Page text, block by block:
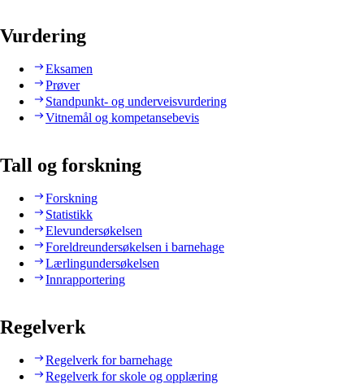
Vurdering
Eksamen
Prøver
Standpunkt- og underveisvurdering
Vitnemål og kompetansebevis
Tall og forskning
Forskning
Statistikk
Elevundersøkelsen
Foreldreundersøkelsen i barnehage
Lærlingundersøkelsen
Innrapportering
Regelverk
Regelverk for barnehage
Regelverk for skole og opplæring